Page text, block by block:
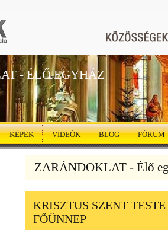
- ÉLŐ EGYHÁZ
KÉPEK VIDEÓK BLOG FÓRUM
ZARÁNDOKLAT - Élő
KRISZTUS SZENT
FŐÜNNEP